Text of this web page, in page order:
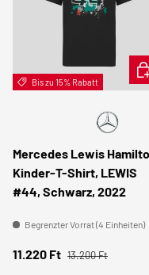
Bis zu 15% Rabatt
🧑🏻
Mercedes Lewis
Kinder-T-Shirt, LEWIS
#44, Schwarz, 2022
Begrenzter Vorrat (4 Einheiten)
Verkaufspreis
11.220 Ft Normaler Preis
13.200 Ft